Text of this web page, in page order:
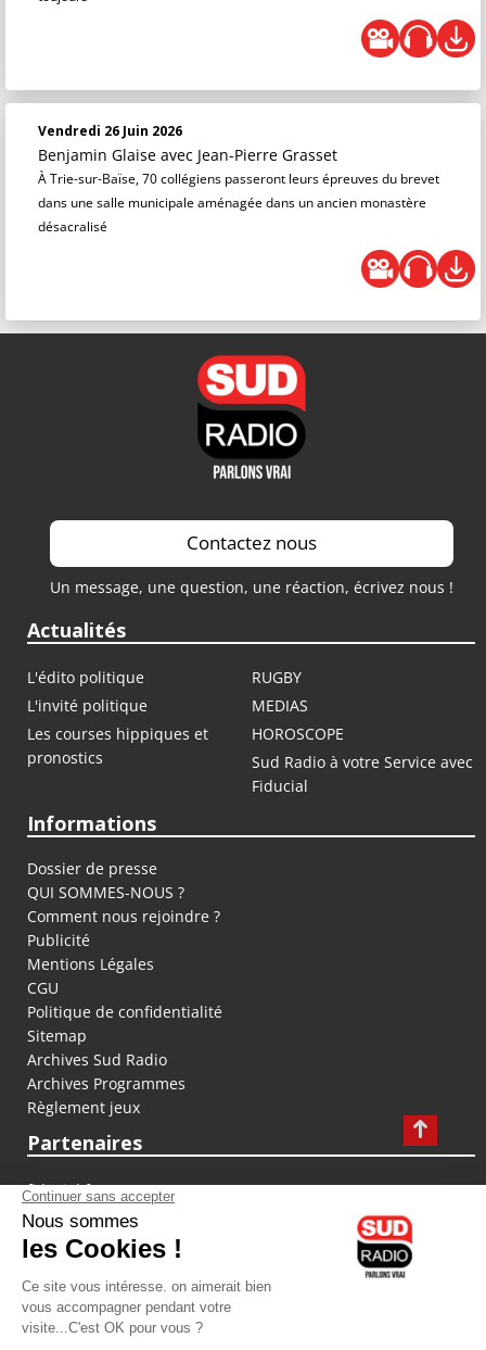
Vendredi 26 Juin 2026
Benjamin Glaise avec Jean-Pierre Grasset
À Trie-sur-Baïse, 70 collégiens passeront leurs épreuves du brevet
dans une salle municipale aménagée dans un ancien monastère
désacralisé
Contactez nous
Un message, une question, une réaction, écrivez nous !
Actualités
L'édito politique
RUGBY
L'invité politique
MEDIAS
Les courses hippiques et
pronostics
HOROSCOPE
Sud Radio à votre Service avec
Fiducial
Informations
Dossier de presse
QUI SOMMES-NOUS ?
Comment nous rejoindre ?
Publicité
Mentions Légales
CGU
Politique de confidentialité
Sitemap
Archives Sud Radio
Archives Programmes
Règlement jeux
Partenaires
fiducial.fr
lyoncapitale.fr
olympique-et-lyonnais.com
L'application Iphone / Android
Téléchargez l'application